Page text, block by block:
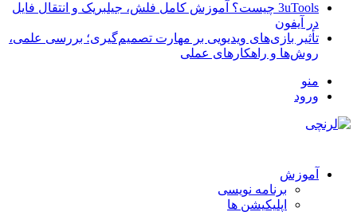
3uTools چیست؟ آموزش کامل فلش، جیلبریک و انتقال فایل
در آیفون
تأثیر بازی‌های ویدیویی بر مهارت تصمیم‌گیری؛ بررسی علمی،
روش‌ها و راهکارهای عملی
منو
ورود
آموزش
برنامه نویسی
اپلیکیشن ها